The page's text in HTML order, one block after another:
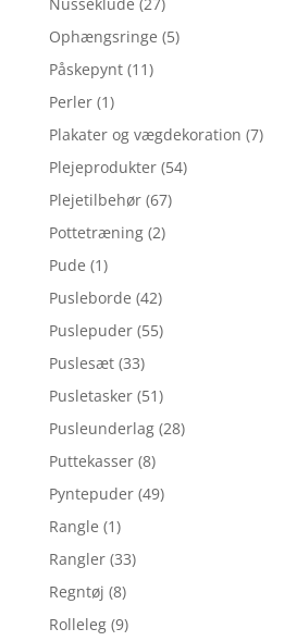
Ophængsringe (5)
Påskepynt (11)
Perler (1)
Plakater og vægdekoration (7)
Plejeprodukter (54)
Plejetilbehør (67)
Pottetræning (2)
Pude (1)
Pusleborde (42)
Puslepuder (55)
Puslesæt (33)
Pusletasker (51)
Pusleunderlag (28)
Puttekasser (8)
Pyntepuder (49)
Rangle (1)
Rangler (33)
Regntøj (8)
Rolleleg (9)